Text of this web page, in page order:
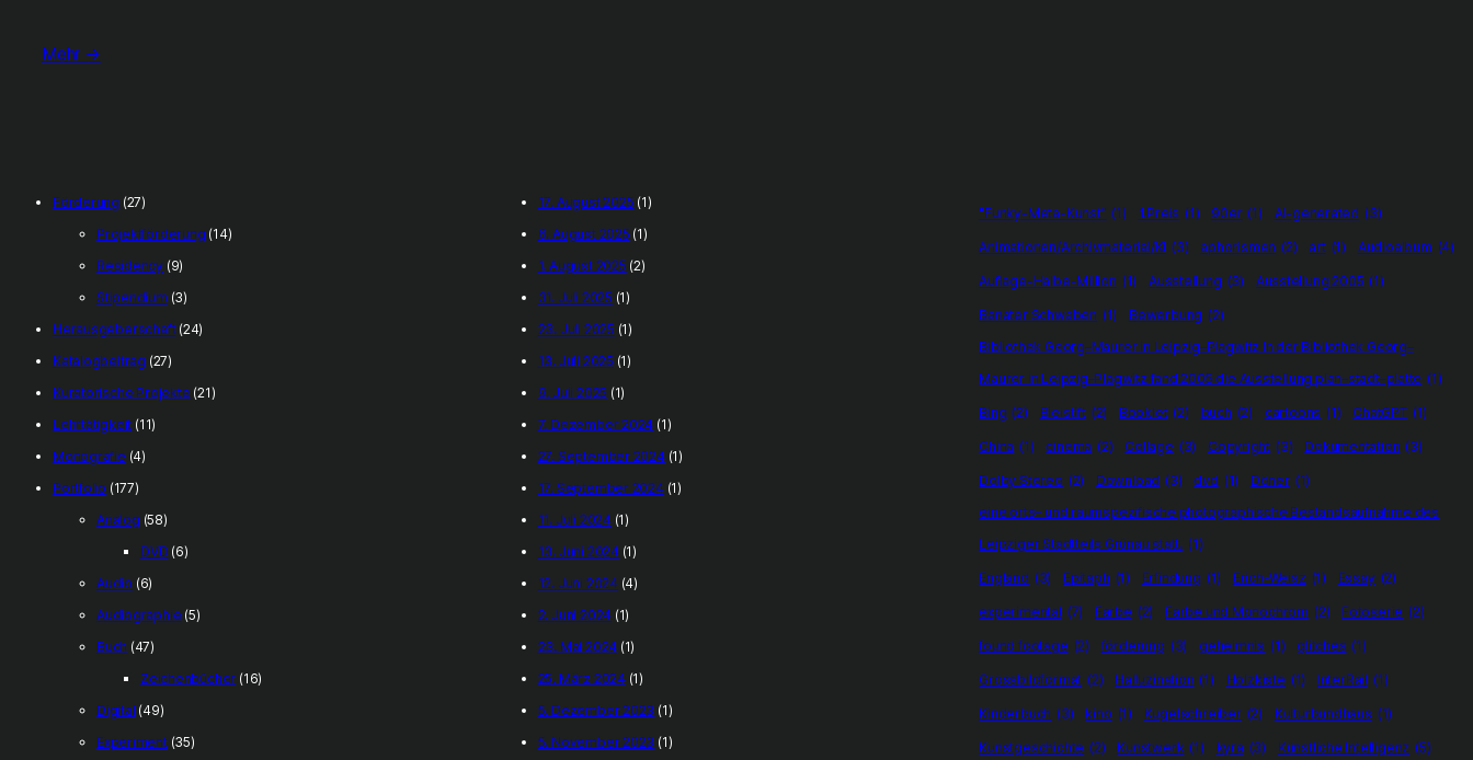
Mehr →
Förderung (27)
Projektförderung (14)
Residency (9)
Stipendium (3)
Herausgeberschaft(24)
Katalogbeitrag (27)
Kuratorische Projekte (21)
Lehrtätigkeit (11)
Monografie (4)
Portfolio (177)
Analog (58)
DVD (6)
Audio (6)
Audiographie (5)
Buch (47)
Zeichenbücher (16)
Digital (49)
Experiment(35)
17. August 2025 (1)
6. August 2025 (1)
1. August 2025 (2)
31. Juli 2025 (1)
23. Juli 2025 (1)
13. Juli 2025 (1)
9. Juli 2025 (1)
7. Dezember 2024 (1)
27. September 2024(1)
17. September 2024(1)
11. Juli 2024(1)
13. Juni 2024(1)
12. Juni 2024(4)
2. Juni 2024 (1)
23. Mai 2024 (1)
25. März 2024(1)
5. Dezember 2023 (1)
5. November 2023 (1)
"Funky-Meta-Kunst" (1) 1.Preis (1) 90er (1) AI-generated (3)
Animationen/Archivmaterial/KI (3) aphorismen (2) art (1) Audioalbum (4)
Auflage-Halbe-Million (1) Ausstellung (3) Ausstellung 2005 (1)
Banater Schwaben (1) Bewerbung (2)
Bibliothek Georg–Maurer in Leipzig–Plagwitz In der Bibliothek Georg–
Maurer in Leipzig–Plagwitz fand 2005 die Ausstellung plan–stadt–platte (1)
Bing (2) Bleistift (2) Booklet (2) buch (2) cartoons (1) ChatGPT (1)
China (1) cinema (2) Collage (3) Copyright (3) Dokumentation (3)
Dolby Stereo (2) Download (3) dvd (1) Döner (1)
eine orts– und raumspezifische photographische Bestandsaufnahme des
Leipziger Stadtteils Grünau statt. (1)
England (3) Epitaph (1) Erfindung (1) Erich-Weisz (1) Essay (2)
experimental (7) Farbe (2) Farbe und Monochrom (2) Fotoserie (2)
found footage (2) förderung (3) geheimnis (1) glitches (1)
Grossbildformat (2) Halluzination (1) Holzkiste (1) InterRail (1)
Kinderbuch (3) kino (1) Kugelschreiber (2) Kulturbundhaus (1)
Kunstgeschichte (2) Kunstwerk (1) kyra (3) Künstliche Intelligenz (5)